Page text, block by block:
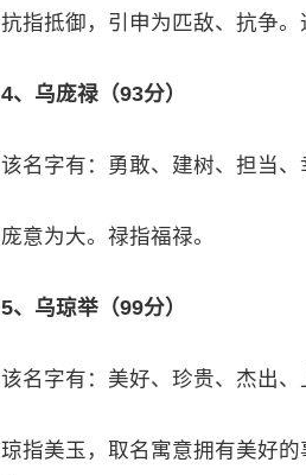
抗指抵御，引申为匹敌、抗争。
4、乌庞禄（93分）
该名字有：勇敢、建树、担当、
庞意为大。禄指福禄。
5、乌琼举（99分）
该名字有：美好、珍贵、杰出、
琼指美玉，取名寓意拥有美好